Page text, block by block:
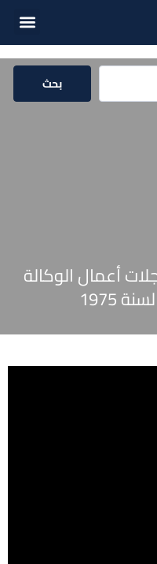
بحث
أعمال الوكالة